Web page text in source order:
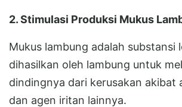
2. Stimulasi Produksi Mukus
Mukus lambung adalah substansi
dihasilkan oleh lambung untuk
dindingnya dari kerusakan akibat
dan agen iritan lainnya.